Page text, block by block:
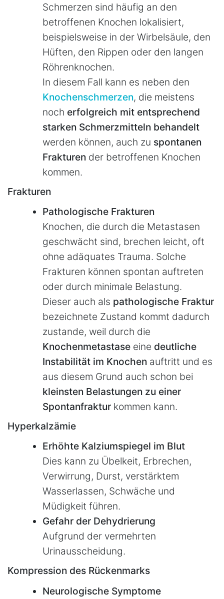
Schmerzen sind häufig an den
betroffenen Knochen lokalisiert,
beispielsweise in der Wirbelsäule, den
Hüften, den Rippen oder den langen
Röhrenknochen.
In diesem Fall kann es neben den
Knochenschmerzen, die meistens
noch erfolgreich mit entsprechend
starken Schmerzmitteln behandelt
werden können, auch zu spontanen
Frakturen der betroffenen Knochen
kommen.
Frakturen
Pathologische Frakturen
Knochen, die durch die Metastasen
geschwächt sind, brechen leicht, oft
ohne adäquates Trauma. Solche
Frakturen können spontan auftreten
oder durch minimale Belastung.
Dieser auch als pathologische Fraktur
bezeichnete Zustand kommt dadurch
zustande, weil durch die
Knochenmetastase eine deutliche
Instabilität im Knochen auftritt und es
aus diesem Grund auch schon bei
kleinsten Belastungen zu einer
Spontanfraktur kommen kann.
Hyperkalzämie
Erhöhte Kalziumspiegel im Blut
Dies kann zu Übelkeit, Erbrechen,
Verwirrung, Durst, verstärktem
Wasserlassen, Schwäche und
Müdigkeit führen.
Gefahr der Dehydrierung
Aufgrund der vermehrten
Urinausscheidung.
Kompression des Rückenmarks
Neurologische Symptome